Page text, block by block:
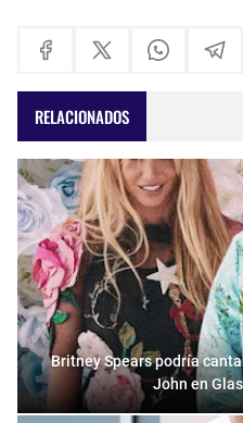
RELACIONADOS
Britney Spears podría
John en